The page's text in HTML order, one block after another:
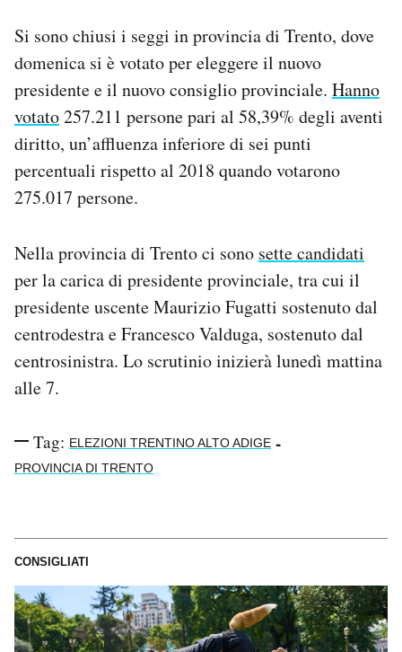
SHOP
AREA PERSONALE
Area Personale
Notifiche mobile
Hai bisogno di aiuto?
Esci
Si sono chiusi i seggi in provincia di Trento, dove
domenica si è votato per eleggere il nuovo
presidente e il nuovo consiglio provinciale. Hanno
votato257.211 persone pari al 58,39% degli aventi
diritto, un’affluenza inferiore di sei punti
percentuali rispetto al 2018 quando votarono
275.017 persone.
Nella provincia di Trento ci sono sette candidati
per la carica di presidente provinciale, tra cui il
presidente uscente Maurizio Fugatti sostenuto dal
centrodestra e Francesco Valduga, sostenuto dal
centrosinistra. Lo scrutinio inizierà lunedì mattina
alle 7.
Tag: ELEZIONI TRENTINO ALTO ADIGE -
PROVINCIA DI TRENTO
CONSIGLIATI